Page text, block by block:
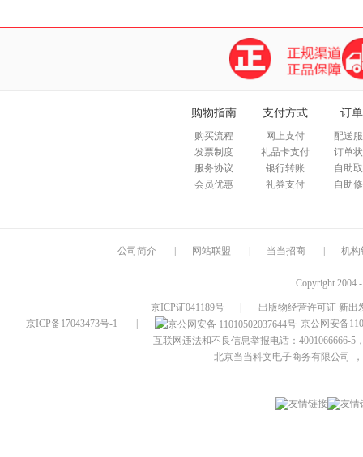
购物指南
购买流程
发票制度
服务协议
会员优惠
支付方式
网上支付
礼品卡支付
银行转账
礼券支付
订
配送
订单
自助
自助
公司简介 网站联盟 当当招商 机构
Copyright 2004
京ICP证041189号
出版物经营许可证 新出
京ICP备17043473号-1
京公网安备
互联网违法和不良信息举报电话：4001066666-5
北京当当科文电子商务有限公司